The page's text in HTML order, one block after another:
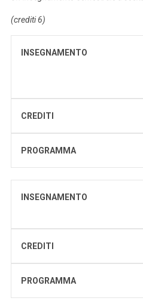
(crediti 6)
INSEGNAMENTO
CREDITI
PROGRAMMA
INSEGNAMENTO
CREDITI
PROGRAMMA